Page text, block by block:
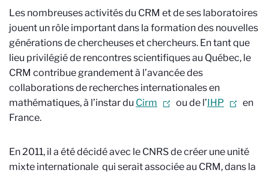
Les nombreuses activités du CRM et de ses laboratoires
jouent un rôle important dans la formation des nouvelles
générations de chercheuses et chercheurs. En tant que
lieu privilégié de rencontres scientifiques au Québec, le
CRM contribue grandement à l’avancée des
collaborations de recherches internationales en
mathématiques, à l’instar du Cirm ou de l’IHP
en
France.
En 2011, il a été décidé avec le CNRS de créer une unité
mixte internationale qui serait associée au CRM, dans la